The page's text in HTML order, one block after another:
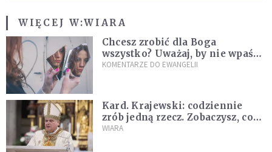
WIĘCEJ W:WIARA
Chcesz zrobić dla Boga
wszystko? Uważaj, by nie wpaść
w groźną pułapkę
KOMENTARZE DO EWANGELII
Kard. Krajewski: codziennie
zrób jedną rzecz. Zobaczysz, co
stanie się z twoim życiem
WIARA